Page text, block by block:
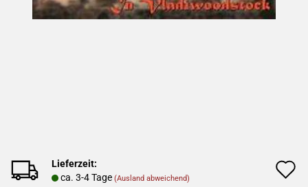
Lieferzeit:
ca. 3-4 Tage (Ausland abweichend)